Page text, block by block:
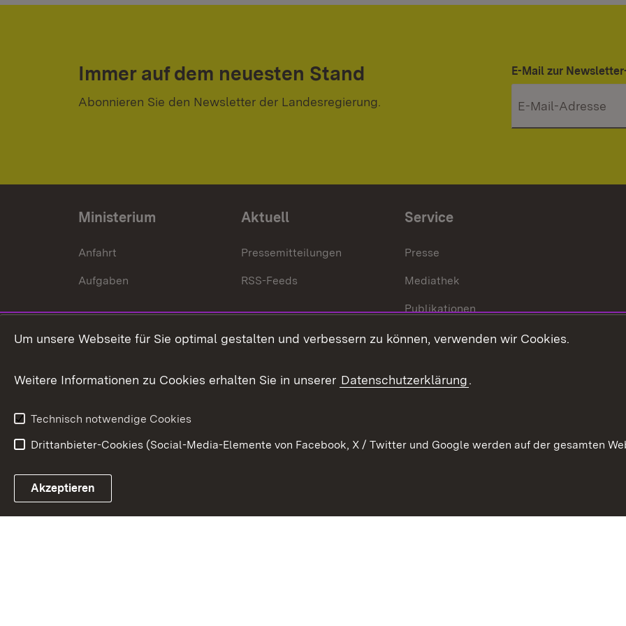
Immer auf dem neuesten Stand
Abonnieren Sie den Newsletter der Landesregierung.
E-Mail zur
Ministerium
Anfahrt
Aufgaben
Aktuell
Pressemitteilungen
RSS-Feeds
Service
Presse
Mediathek
Publikationen
Stellen und Ausbildung
Verkehrsinformationen
Link zum Landesportal
Um unsere Webseite für Sie optimal gestalten und verbessern zu können, verwenden wir Cookies.
Weitere Informationen zu Cookies erhalten Sie in unserer Datenschutzerklärung.
Technisch notwendige Cookies
Drittanbieter-Cookies (Social-Media-Elemente von Facebook, X / Twitter und Google werden auf der gesamten
Akzeptieren